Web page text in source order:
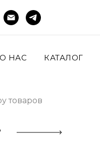
О НАС КАТАЛОГ
товаров